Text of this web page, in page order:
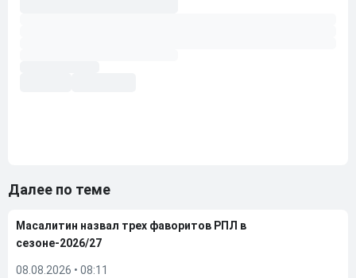
Далее по теме
Масалитин назвал трех фаворитов РПЛ в
сезоне-2026/27
08.08.2026 • 08:11